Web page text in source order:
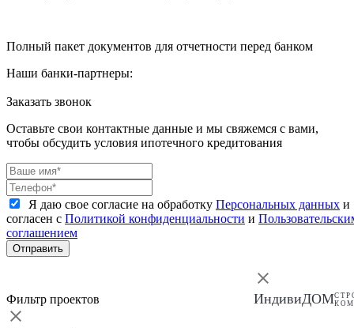
Полный пакет документов для отчетности перед банком
Наши банки-партнеры:
Заказать звонок
Оставьте свои контактные данные и мы свяжемся с вами,
чтобы обсудить условия ипотечного кредитования
Я даю свое согласие на обработку Персональных данных и
согласен с Политикой конфиденциальности и
соглашением
Отправить
ИндивиДОМ
Фильтр проектов